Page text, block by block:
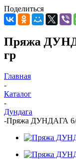
Поделиться
Пряжа
гр
Главная
-
Каталог
-
Дундага
-Пряжа ДУНДАГА 6/